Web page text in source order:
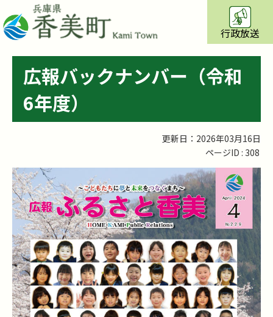
行政放送
広報バックナンバー（令和
6年度）
更新日：2026年03月16日
ページID : 308